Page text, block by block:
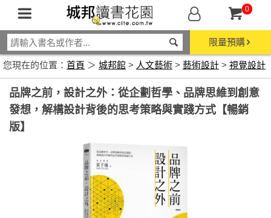
0
限量預購
您現在的位置： 首頁 ＞ 城邦館 > 人文藝術 > 藝術設計 > 視覺設計
品牌之前，設計之外：從企劃哲學、品牌思維到創意
發想，解構設計背後的思考策略與實踐方式【暢銷
版】